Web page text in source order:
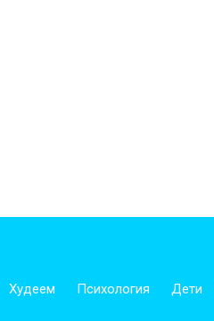
Худеем Психология Дети